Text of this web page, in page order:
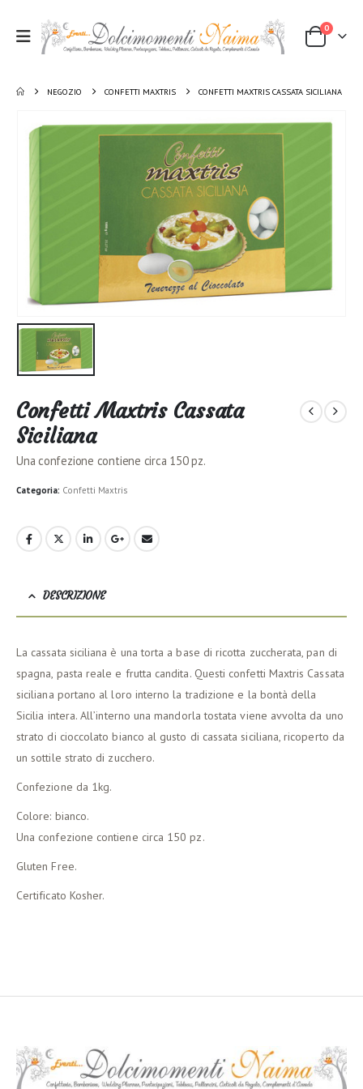
0
NEGOZIO CONFETTI MAXTRIS CONFETTI MAXTRIS CASSATA SICILIANA
Confetti Maxtris Cassata
Siciliana
Una confezione contiene circa 150 pz.
Categoria: Confetti Maxtris
DESCRIZIONE
La cassata siciliana è una torta a base di ricotta zuccherata, pan di
spagna, pasta reale e frutta candita. Questi confetti Maxtris Cassata
siciliana portano al loro interno la tradizione e la bontà della
Sicilia intera. All’interno una mandorla tostata viene avvolta da uno
strato di cioccolato bianco al gusto di cassata siciliana, ricoperto da
un sottile strato di zucchero.
Confezione da 1kg.
Colore: bianco.
Una confezione contiene circa 150 pz.
Gluten Free.
Certificato Kosher.